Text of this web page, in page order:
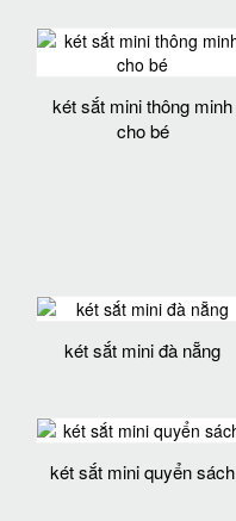
két sắt mini thông minh
cho bé
két sắt mini đà nẵng
két sắt mini quyển sách